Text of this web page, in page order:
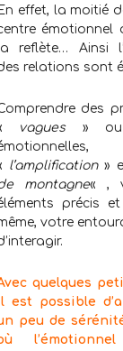
En effet, la moitié
émotionnel
reflète… Ainsi
relations sont
des
vagues»
l’amplification»
montagne« ,
précis
votre
quelques
est possible
peu de